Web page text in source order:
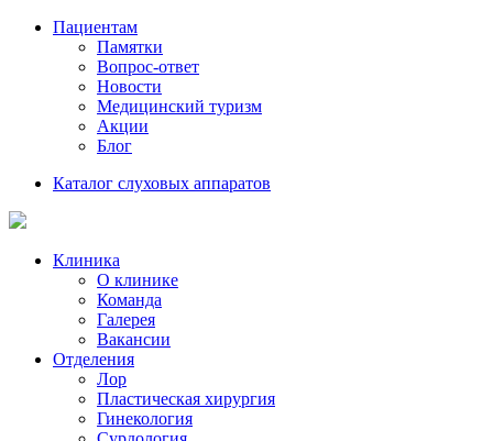
Пациентам
Памятки
Вопрос-ответ
Новости
Медицинский туризм
Акции
Блог
Каталог слуховых аппаратов
Клиника
О клинике
Команда
Галерея
Вакансии
Отделения
Лор
Пластическая хирургия
Гинекология